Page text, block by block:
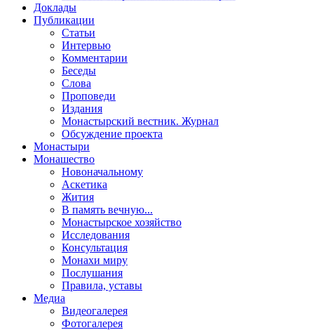
Доклады
Публикации
Статьи
Интервью
Комментарии
Беседы
Слова
Проповеди
Издания
Монастырский вестник. Журнал
Обсуждение проекта
Монастыри
Монашество
Новоначальному
Аскетика
Жития
В память вечную...
Монастырское хозяйство
Исследования
Консультация
Монахи миру
Послушания
Правила, уставы
Медиа
Видеогалерея
Фотогалерея